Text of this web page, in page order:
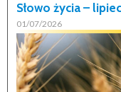
Słowo życia –
01/07/2026